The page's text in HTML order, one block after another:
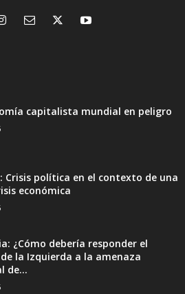
capitalista mundial en peligro
Crisis política en el contexto de una
económica
¿Cómo debería responder el
la Izquierda a la amenaza
de...